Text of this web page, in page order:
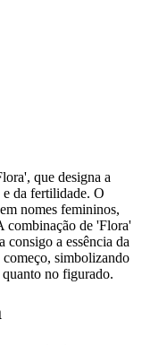
que designa a
e da fertilidade. O
nomes femininos,
combinação de 'Flora'
consigo a essência da
simbolizando
no figurado.